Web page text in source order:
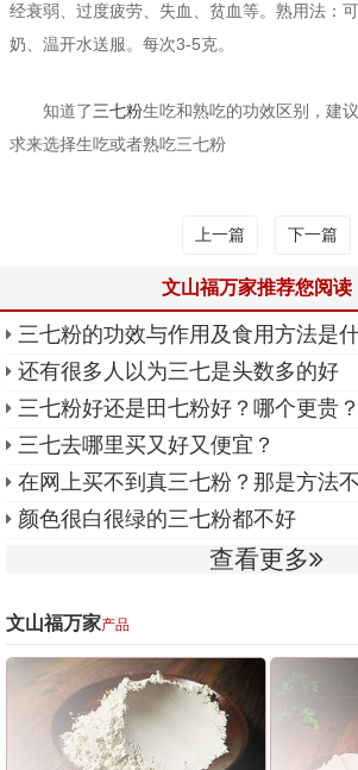
经衰弱、过度疲劳、失血、贫血等。熟用法：
奶、温开水送服。每次3-5克。
知道了三七粉生吃和熟吃的功效区别，建
求来选择生吃或者熟吃三七粉
上一篇 下一篇
文山福万家推荐您阅读
三七粉的功效与作用及食用方法是
还有很多人以为三七是头数多的好
三七粉好还是田七粉好？哪个更贵？
三七去哪里买又好又便宜？
在网上买不到真三七粉？那是方法
颜色很白很绿的三七粉都不好
查看更多
文山福万家产品